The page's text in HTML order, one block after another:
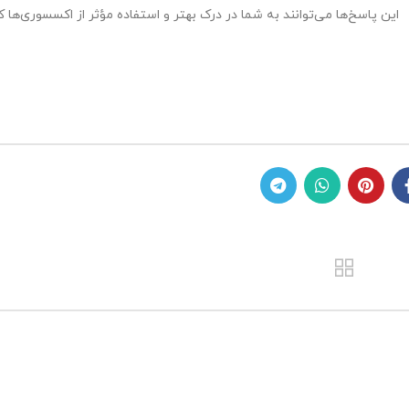
این پاسخ‌ها می‌توانند به شما در درک بهتر و استفاده مؤثر از اکسسوری‌ها